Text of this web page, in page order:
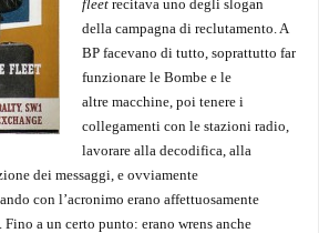
fleet recitava uno degli slogan
della campagna di reclutamento. A
BP facevano di tutto, soprattutto far
funzionare le Bombe e le
altre macchine, poi tenere i
collegamenti con le stazioni radio,
lavorare alla decodifica, alla
dei messaggi, e ovviamente
con l’acronimo erano affettuosamente
a un certo punto: erano wrens anche